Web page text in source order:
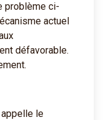
problème ci-
actuel
défavorable.
le